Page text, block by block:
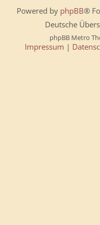
Powered by phpBB®
Deutsche
phpBB Metro
Impressum |